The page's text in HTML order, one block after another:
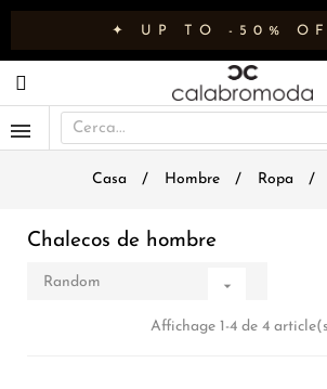
✦ UP TO -50%
Casa Hombre Ropa
Chalecos de hombre
Random 
Affichage 1-4 de 4